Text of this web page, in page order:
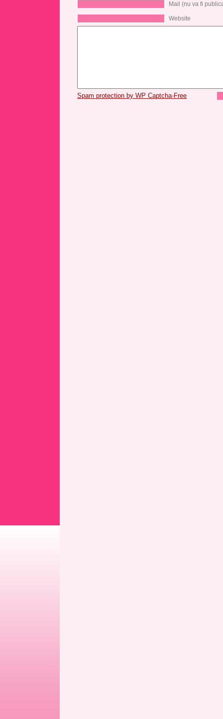
Mail (nu va fi
Website
Spam protection by WP Captcha-Free